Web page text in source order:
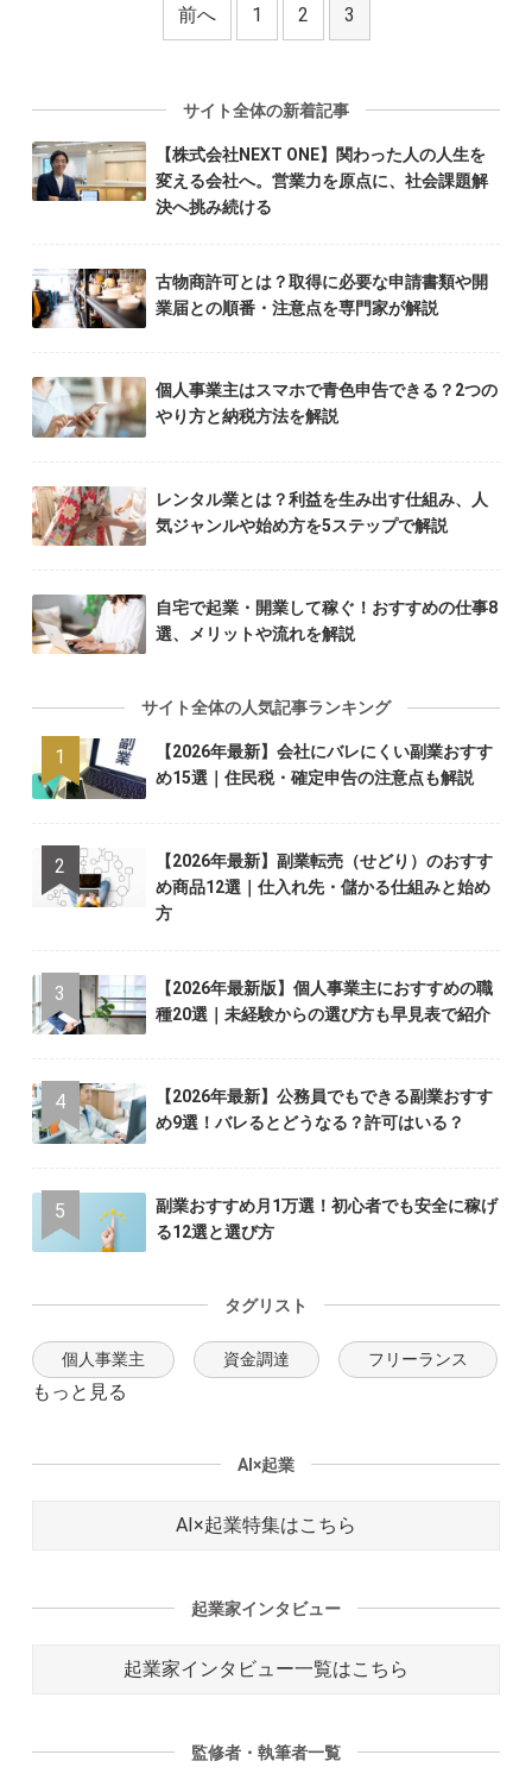
前へ 1 2 3
サイト全体の新着記事
【株式会社NEXT ONE】関わった人の人生を
変える会社へ。営業力を原点に、社会課題解
決へ挑み続ける
古物商許可とは？取得に必要な申請書類や開
業届との順番・注意点を専門家が解説
個人事業主はスマホで青色申告できる？2つの
やり方と納税方法を解説
レンタル業とは？利益を生み出す仕組み、人
気ジャンルや始め方を5ステップで解説
自宅で起業・開業して稼ぐ！おすすめの仕事8
選、メリットや流れを解説
サイト全体の人気記事ランキング
【2026年最新】会社にバレにくい副業おすす
め15選｜住民税・確定申告の注意点も解説
【2026年最新】副業転売（せどり）のおすす
め商品12選｜仕入れ先・儲かる仕組みと始め
方
【2026年最新版】個人事業主におすすめの職
種20選｜未経験からの選び方も早見表で紹介
【2026年最新】公務員でもできる副業おすす
め9選！バレるとどうなる？許可はいる？
副業おすすめ月1万選！初心者でも安全に稼げ
る12選と選び方
タグリスト
個人事業主 資金調達 フリーランス
もっと見る
AI×起業
AI×起業特集はこちら
起業家インタビュー
起業家インタビュー一覧はこちら
監修者・執筆者一覧